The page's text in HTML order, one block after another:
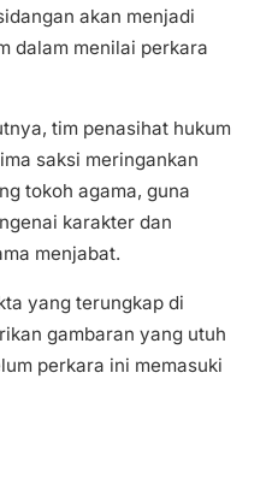
akan menjadi
dalam menilai perkara
tim penasihat hukum
saksi meringankan
tokoh agama, guna
karakter dan
menjabat.
yang terungkap di
gambaran yang utuh
perkara ini memasuki